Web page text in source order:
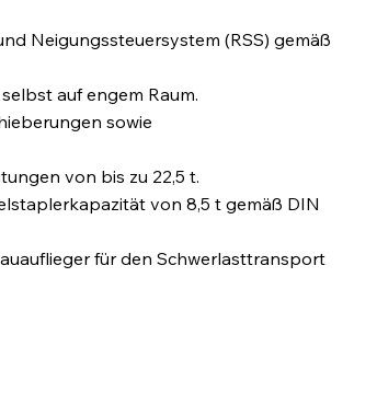
Neigungssteuersystem (RSS) gemäß
auf engem Raum.​
sowie
von bis zu 22,5 t.​
von 8,5 t gemäß DIN
für den Schwerlasttransport